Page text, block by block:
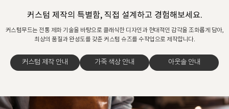
커스텀 제작의 특별함, 직접 설계하고 경험해보세요.
커스텀무드는 전통 제화 기술을 바탕으로 클래식한 디자인과 현대적인 감각을 조화롭게 담아,
최상의 품질과 완성도를 갖춘 커스텀 슈즈를 수작업으로 제작합니다.
커스텀 제작 안내 가죽 색상 안내 아웃솔 안내